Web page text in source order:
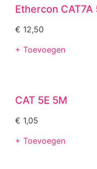
Ethercon CAT7A
€ 12,50
+ Toevoegen
CAT 5E 5M
€ 1,05
+ Toevoegen